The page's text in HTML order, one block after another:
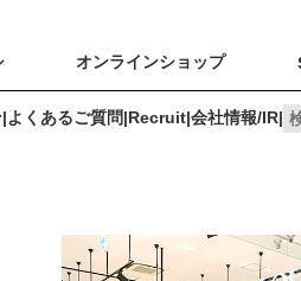
オンラインショップ
|よくあるご質問|Recruit|会社情報/IR|